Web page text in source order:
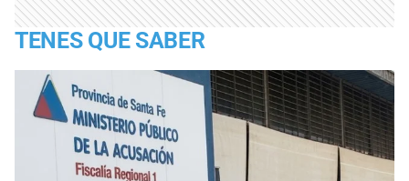
TENES QUE SABER